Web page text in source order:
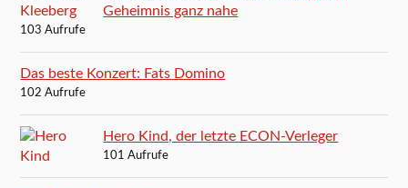
Geheimnis ganz nahe
103 Aufrufe
Das beste Konzert: Fats Domino
102 Aufrufe
Hero Kind, der letzte ECON-Verleger
101 Aufrufe